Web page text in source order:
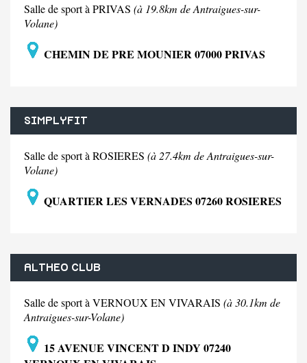
Salle de sport à PRIVAS (à 19.8km de Antraigues-sur-
Volane)
CHEMIN DE PRE MOUNIER 07000 PRIVAS
SIMPLYFIT
Salle de sport à ROSIERES (à 27.4km de Antraigues-sur-
Volane)
QUARTIER LES VERNADES 07260 ROSIERES
ALTHEO CLUB
Salle de sport à VERNOUX EN VIVARAIS (à 30.1km de
Antraigues-sur-Volane)
15 AVENUE VINCENT D INDY 07240